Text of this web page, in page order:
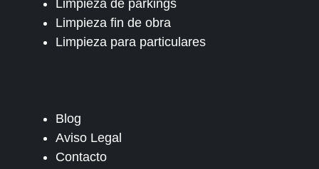
Limpieza de parkings
Limpieza fin de obra
Limpieza para particulares
Blog
Aviso Legal
Contacto